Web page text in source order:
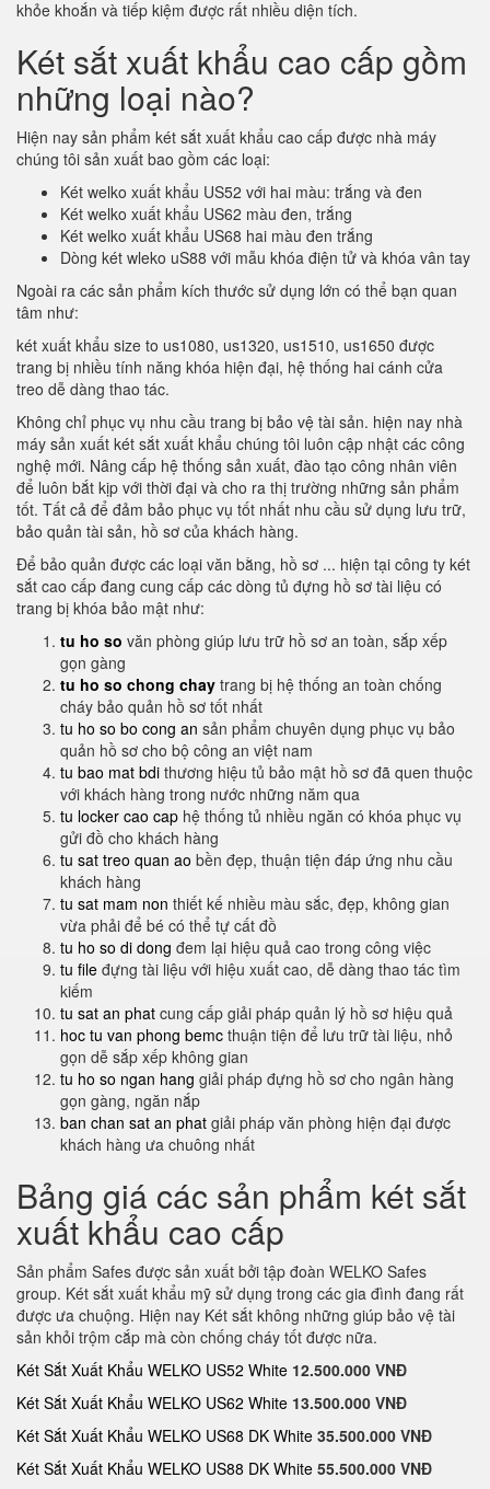
khỏe khoắn và tiếp kiệm được rất nhiều diện tích.
Két sắt xuất khẩu cao cấp gồm
những loại nào?
Hiện nay sản phẩm két sắt xuất khẩu cao cấp được nhà máy
chúng tôi sản xuất bao gồm các loại:
Két welko xuất khẩu US52 với hai màu: trắng và đen
Két welko xuất khẩu US62 màu đen, trắng
Két welko xuất khẩu US68 hai màu đen trắng
Dòng két wleko uS88 với mẫu khóa điện tử và khóa vân tay
Ngoài ra các sản phẩm kích thước sử dụng lớn có thể bạn quan
tâm như:
két xuất khẩu size to us1080, us1320, us1510, us1650 được
trang bị nhiều tính năng khóa hiện đại, hệ thống hai cánh cửa
treo dễ dàng thao tác.
Không chỉ phục vụ nhu cầu trang bị bảo vệ tài sản. hiện nay nhà
máy sản xuất két sắt xuất khẩu chúng tôi luôn cập nhật các công
nghệ mới. Nâng cấp hệ thống sản xuất, đào tạo công nhân viên
để luôn bắt kịp với thời đại và cho ra thị trường những sản phẩm
tốt. Tất cả để đảm bảo phục vụ tốt nhất nhu cầu sử dụng lưu trữ,
bảo quản tài sản, hồ sơ của khách hàng.
Để bảo quản được các loại văn bằng, hồ sơ ... hiện tại công ty két
sắt cao cấp đang cung cấp các dòng tủ đựng hồ sơ tài liệu có
trang bị khóa bảo mật như:
tu ho so văn phòng giúp lưu trữ hồ sơ an toàn, sắp xếp
gọn gàng
tu ho so chong chay trang bị hệ thống an toàn chống
cháy bảo quản hồ sơ tốt nhất
tu ho so bo cong an sản phẩm chuyên dụng phục vụ bảo
quản hồ sơ cho bộ công an việt nam
tu bao mat bdi thương hiệu tủ bảo mật hồ sơ đã quen thuộc
với khách hàng trong nước những năm qua
tu locker cao cap hệ thống tủ nhiều ngăn có khóa phục vụ
gửi đồ cho khách hàng
tu sat treo quan ao bền đẹp, thuận tiện đáp ứng nhu cầu
khách hàng
tu sat mam non thiết kế nhiều màu sắc, đẹp, không gian
vừa phải để bé có thể tự cất đồ
tu ho so di dong đem lại hiệu quả cao trong công việc
tu file đựng tài liệu với hiệu xuất cao, dễ dàng thao tác tìm
kiếm
tu sat an phat cung cấp giải pháp quản lý hồ sơ hiệu quả
hoc tu van phong bemc thuận tiện để lưu trữ tài liệu, nhỏ
gọn dễ sắp xếp không gian
tu ho so ngan hang giải pháp đựng hồ sơ cho ngân hàng
gọn gàng, ngăn nắp
ban chan sat an phat giải pháp văn phòng hiện đại được
khách hàng ưa chuông nhất
Bảng giá các sản phẩm két sắt
xuất khẩu cao cấp
Sản phẩm Safes được sản xuất bởi tập đoàn WELKO Safes
group. Két sắt xuất khẩu mỹ sử dụng trong các gia đình đang rất
được ưa chuộng. Hiện nay Két sắt không những giúp bảo vệ tài
sản khỏi trộm cắp mà còn chống cháy tốt được nữa.
Két Sắt Xuất Khẩu WELKO US52 White 12.500.000 VNĐ
Két Sắt Xuất Khẩu WELKO US62 White 13.500.000 VNĐ
Két Sắt Xuất Khẩu WELKO US68 DK White 35.500.000 VNĐ
Két Sắt Xuất Khẩu WELKO US88 DK White 55.500.000 VNĐ